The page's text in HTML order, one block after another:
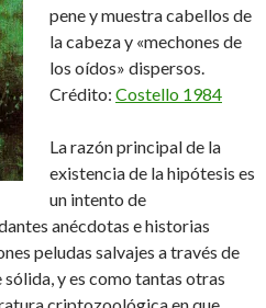
pene y muestra cabellos de
la cabeza y «mechones de
los oídos» dispersos.
Crédito: Costello 1984
La razón principal de la
existencia de la hipótesis es
un intento de
anécdotas e historias
peludas salvajes a través de
sólida, y es como tantas otras